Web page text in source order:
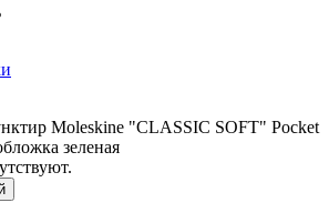
Moleskine "CLASSIC SOFT" Pocket
зеленая